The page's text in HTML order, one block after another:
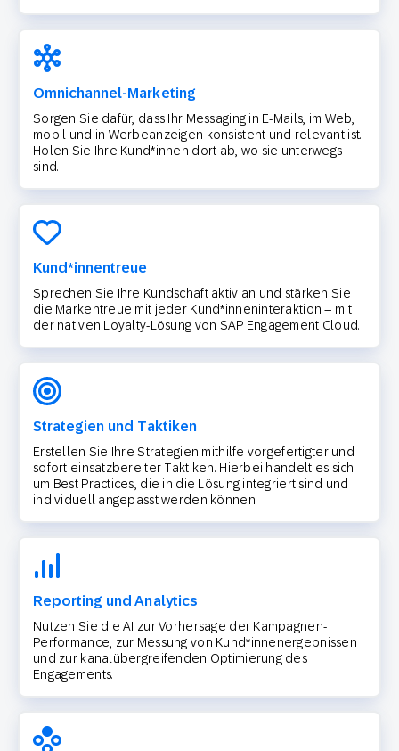
Omnichannel-Marketing
Sorgen Sie dafür, dass Ihr Messaging in E-Mails, im Web,
mobil und in Werbeanzeigen konsistent und relevant ist.
Holen Sie Ihre Kund*innen dort ab, wo sie unterwegs
sind.
Kund*innentreue
Sprechen Sie Ihre Kundschaft aktiv an und stärken Sie
die Markentreue mit jeder Kund*inneninteraktion – mit
der nativen Loyalty-Lösung von SAP Engagement Cloud.
Strategien und Taktiken
Erstellen Sie Ihre Strategien mithilfe vorgefertigter und
sofort einsatzbereiter Taktiken. Hierbei handelt es sich
um Best Practices, die in die Lösung integriert sind und
individuell angepasst werden können.
Reporting und Analytics
Nutzen Sie die AI zur Vorhersage der Kampagnen-
Performance, zur Messung von Kund*innenergebnissen
und zur kanalübergreifenden Optimierung des
Engagements.